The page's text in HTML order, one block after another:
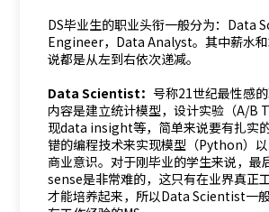
DS毕业生的职业头衔一般分为：Data
Engineer，Data Analyst。其中薪水
说都是从左到右依次递减。
Data Scientist： 号称21世纪最性感
内容是建立统计模型，设计实验（A/B
现data insight等，简单来说要有扎实
错的编程技术来实现模型（Python）
商业意识。对于刚毕业的学生来说，最
sense是非常难的，这只有在业界真正
才能培养起来，所以Data Scientist一